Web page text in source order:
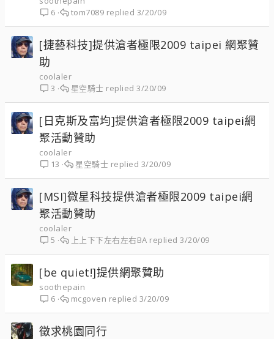
6
3/20/09
tom7089
[捷藝科技]提供滄者極限2009 taipei 網聚贊
助
coolaler
3
3/20/09
星空騎士
[日克斯及富均]提供滄者極限2009 taipei網
聚活動贊助
coolaler
13
3/20/09
星空騎士
[MSI]微星科技提供滄者極限2009 taipei網
聚活動贊助
coolaler
5
3/20/09
上上下下左右左右BA
[be quiet!]提供網聚贊助
soothepain
6
3/20/09
mcgoven
徵求桃園同行